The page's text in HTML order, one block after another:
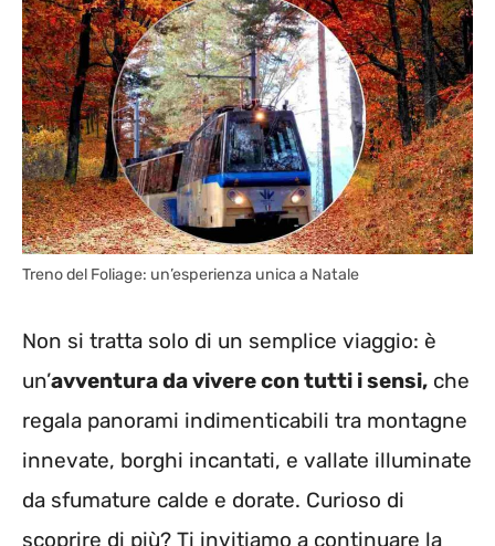
Treno del Foliage: un’esperienza unica a Natale
Non si tratta solo di un semplice viaggio: è
un’avventura da vivere con tutti i sensi, che
regala panorami indimenticabili tra montagne
innevate, borghi incantati, e vallate illuminate
da sfumature calde e dorate. Curioso di
scoprire di più? Ti invitiamo a continuare la